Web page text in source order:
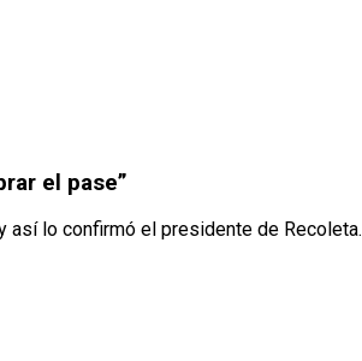
el pase”
así lo confirmó el presidente de Recoleta.